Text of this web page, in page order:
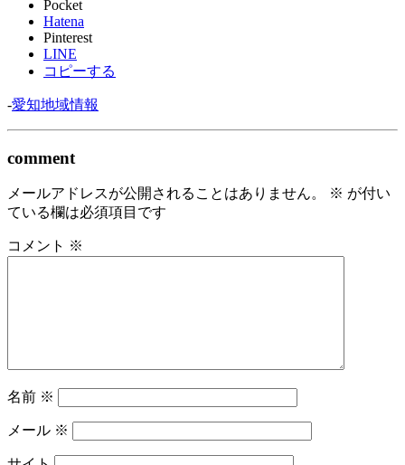
Pocket
Hatena
Pinterest
LINE
コピーする
-愛知地域情報
comment
メールアドレスが公開されることはありません。 ※ が付い
ている欄は必須項目です
コメント ※
名前 ※
メール ※